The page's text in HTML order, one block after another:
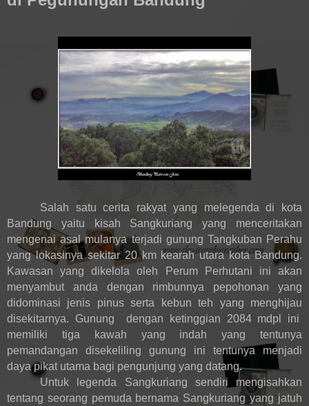
Salah satu cerita rakyat yang melegenda di kota
Bandung yaitu kisah Sangkuriang yang menceritakan
mengenai asal mulanya terjadi gunung Tangkuban Perahu
yang lokasinya sekitar 20 km kearah utara kota Bandung.
Kawasan yang dikelola oleh Perum Perhutani ini akan
menyambut anda dengan rimbunnya pepohonan yang
didominasi jenis pinus serta kebun teh yang menghijau
disekitarnya. Gunung dengan ketinggian 2084 mdpl ini
memiliki tiga kawah yang indah yang tentunya
pemandangan disekeliling gunung ini tentunya menjadi
daya pikat utama bagi pengunjung yang datang.
Untuk legenda Sangkuriang sendiri mengisahkan
tentang seorang pemuda bernama Sangkuriang yang jatuh